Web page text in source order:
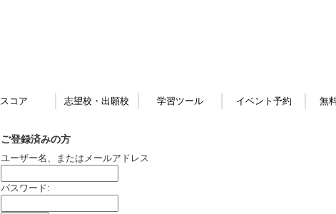
スコア 志望校・出願校 学習ツール イベント予約 無
ご登録済みの方
ユーザー名、またはメールアドレス
パスワード: